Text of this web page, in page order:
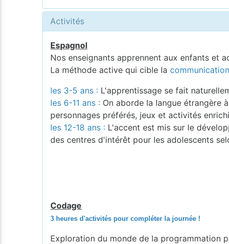
Activités
Espagnol
Nos enseignants apprennent aux enfants et
La méthode active qui cible la
les 3-5 ans : L'apprentissage se fait
les 6-11 ans : On aborde la langue étrangère
personnages préférés, jeux et activités
les 12-18 ans : L'accent est mis sur le
des centres d'intérêt pour les adolescents
Codage
3 heures d'activités pour compléter la journée !
Exploration du monde de la programmation